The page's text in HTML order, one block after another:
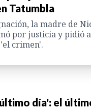
Tatumbla
la madre de
por justicia y pidió
crimen'.
día': el